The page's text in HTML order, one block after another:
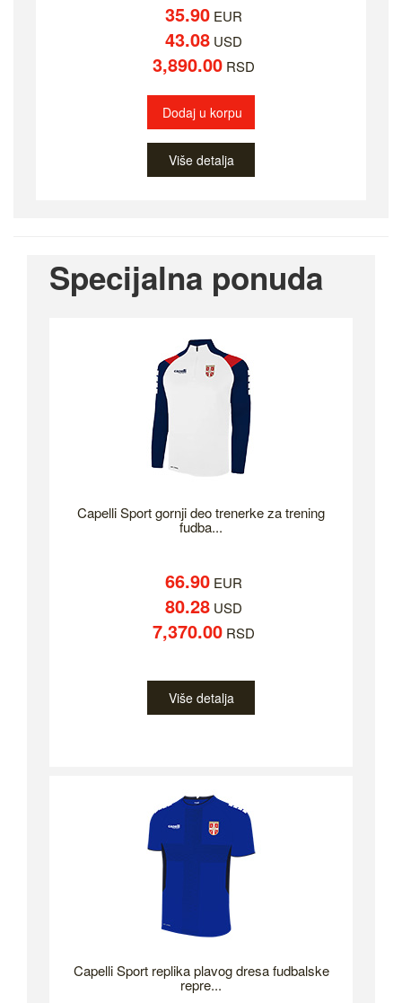
35.90EUR
43.08USD
3,890.00RSD
Dodaj u korpu
Više detalja
Specijalna ponuda
Capelli Sport gornji deo trenerke za trening
fudba...
66.90EUR
80.28USD
7,370.00RSD
Više detalja
Capelli Sport replika plavog dresa fudbalske
repre...